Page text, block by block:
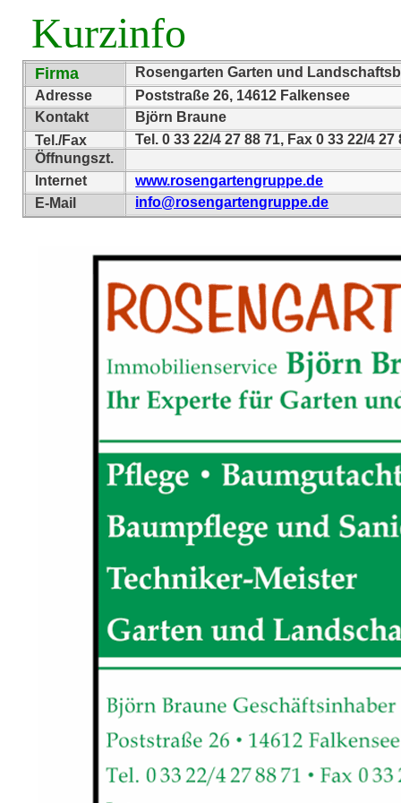
Kurzinfo
Firma
Rosengarten Garten und
Adresse
Poststraße 26, 14612 Falkensee
Kontakt
Björn Braune
Tel./Fax
Tel. 0 33 22/4 27 88 71, Fax 0 33 22/4 27
Öffnungszt.
Internet
www.rosengartengruppe.de
E-Mail
info@rosengartengruppe.de